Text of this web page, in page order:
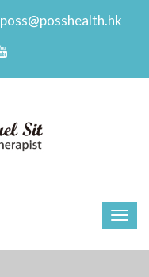
poss@posshealth.hk